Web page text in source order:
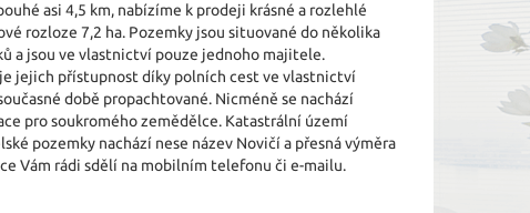
asi 4,5 km, nabízíme k prodeji krásné a rozlehlé
rozloze 7,2 ha. Pozemky jsou situované do několika
a jsou ve vlastnictví pouze jednoho majitele.
jejich přístupnost díky polních cest ve vlastnictví
době propachtované. Nicméně se nachází
pro soukromého zemědělce. Katastrální území
pozemky nachází nese název Novičí a přesná výměra
Vám rádi sdělí na mobilním telefonu či e-mailu.